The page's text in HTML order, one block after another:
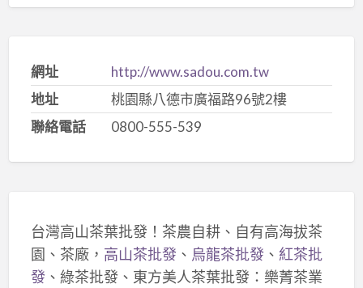
網址
http://www.sadou.com.tw
地址
桃園縣八德市廣福路96號2樓
聯絡電話
0800-555-539
台灣高山茶葉批發！茶農自耕、自有高海拔茶
園、茶廠， 高山茶批發、 烏龍茶批發、 紅茶批
發、綠茶批發、東方美人茶葉批發：樂菁茶業